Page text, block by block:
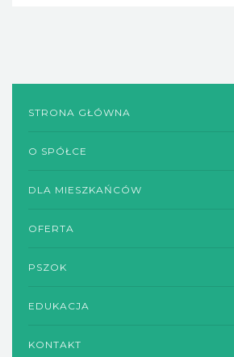
STRONA GŁÓWNA
O SPÓŁCE
DLA MIESZKAŃCÓW
OFERTA
PSZOK
EDUKACJA
KONTAKT